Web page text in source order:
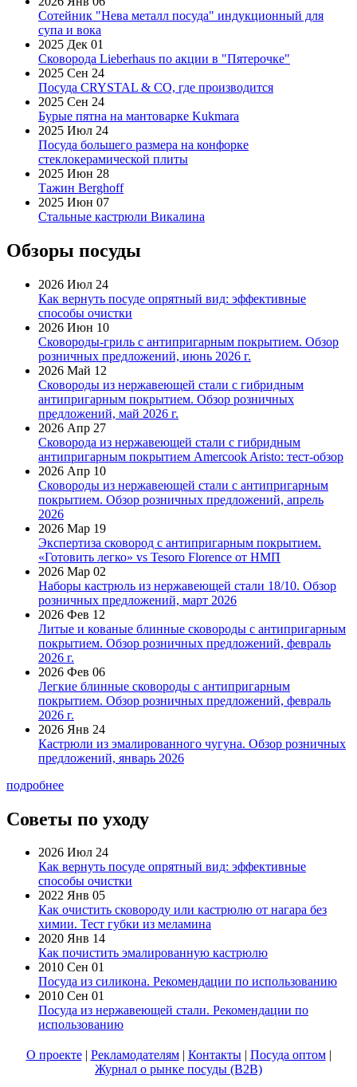
Сотейник "Нева металл посуда" индукционный для
супа и вока
2025 Дек 01
Сковорода Lieberhaus по акции в "Пятерочке"
2025 Сен 24
Посуда CRYSTAL & CO, где производится
2025 Сен 24
Бурые пятна на мантоварке Kukmara
2025 Июл 24
Посуда большего размера на конфорке
стеклокерамической плиты
2025 Июн 28
Тажин Berghoff
2025 Июн 07
Стальные кастрюли Викалина
Обзоры посуды
2026 Июл 24
Как вернуть посуде опрятный вид: эффективные
способы очистки
2026 Июн 10
Сковороды-гриль с антипригарным покрытием. Обзор
розничных предложений, июнь 2026 г.
2026 Май 12
Сковороды из нержавеющей стали с гибридным
антипригарным покрытием. Обзор розничных
предложений, май 2026 г.
2026 Апр 27
Сковорода из нержавеющей стали с гибридным
антипригарным покрытием Amercook Aristo: тест-обзор
2026 Апр 10
Сковороды из нержавеющей стали с антипригарным
покрытием. Обзор розничных предложений, апрель
2026
2026 Мар 19
Экспертиза сковород с антипригарным покрытием.
«Готовить легко» vs Tesoro Florence от НМП
2026 Мар 02
Наборы кастрюль из нержавеющей стали 18/10. Обзор
розничных предложений, март 2026
2026 Фев 12
Литые и кованые блинные сковороды с антипригарным
покрытием. Обзор розничных предложений, февраль
2026 г.
2026 Фев 06
Легкие блинные сковороды с антипригарным
покрытием. Обзор розничных предложений, февраль
2026 г.
2026 Янв 24
Кастрюли из эмалированного чугуна. Обзор розничных
предложений, январь 2026
подробнее
Советы по уходу
2026 Июл 24
Как вернуть посуде опрятный вид: эффективные
способы очистки
2022 Янв 05
Как очистить сковороду или кастрюлю от нагара без
химии. Тест губки из меламина
2020 Янв 14
Как почистить эмалированную кастрюлю
2010 Сен 01
Посуда из силикона. Рекомендации по использованию
2010 Сен 01
Посуда из нержавеющей стали. Рекомендации по
использованию
О проекте| Рекламодателям| Контакты| Посуда оптом|
Журнал о рынке посуды (B2B)